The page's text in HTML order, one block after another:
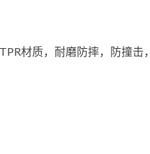
材质，耐磨防摔，防撞击